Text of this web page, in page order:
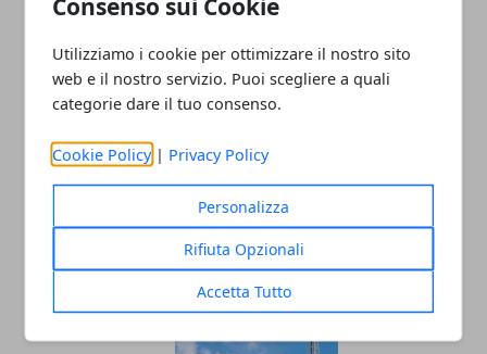
Utilizziamo i cookie per ottimizzare il nostro sito
web e il nostro servizio. Puoi scegliere a quali
categorie dare il tuo consenso.
Cookie Policy | Privacy Policy
Personalizza
Rifiuta Opzionali
Accetta Tutto
Oppo X 2021: Recensione
08/06/2022